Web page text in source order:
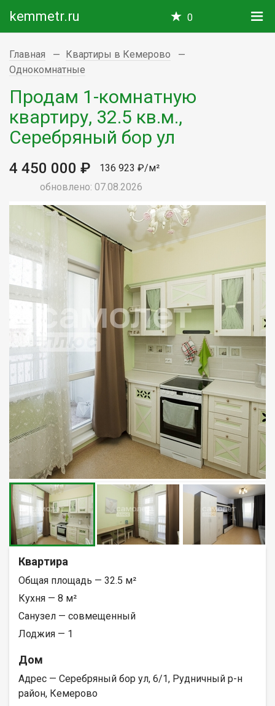
kemmetr.ru 0
Главная
Квартиры в Кемерово
Однокомнатные
Продам 1-комнатную
квартиру, 32.5 кв.м.,
Серебряный бор ул
4 450 000 ₽
136 923 ₽/м²
обновлено: 07.08.2026
Квартира
Общая площадь — 32.5 м²
Кухня — 8 м²
Санузел — совмещенный
Лоджия — 1
Дом
Адрес — Серебряный бор ул, 6/1, Рудничный р-н
район, Кемерово